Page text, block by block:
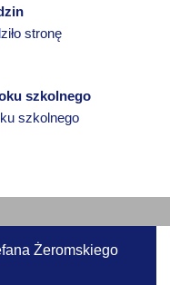
stronę
szkolnego
szkolnego
Żeromskiego